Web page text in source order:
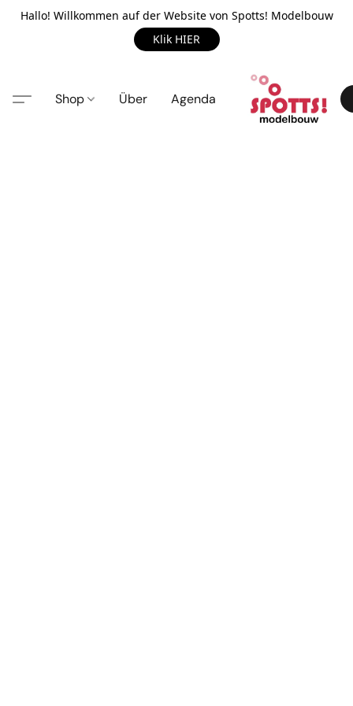
Hallo! Willkommen auf der Website von Spotts! Modelbouw
Klik HIER
Shop Über Agenda